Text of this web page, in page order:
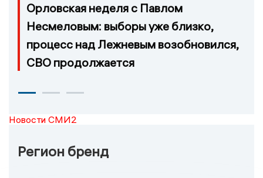
Орловская неделя с Павлом
Несмеловым: выборы уже близко,
процесс над Лежневым возобновился,
СВО продолжается
Новости СМИ2
Регион бренд